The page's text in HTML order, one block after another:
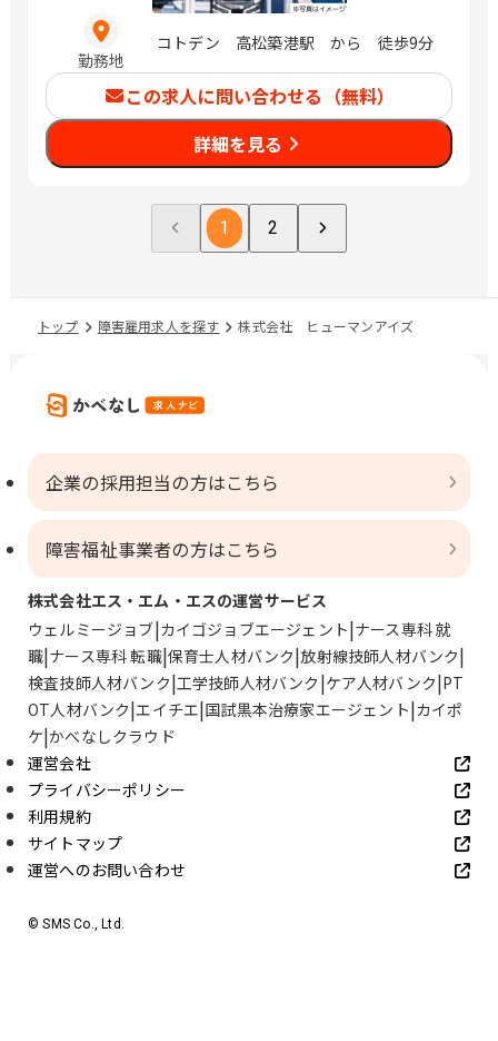
勤務地
コトデン 高松築港駅 から 徒歩9分
この求人に問い合わせる（無料）
詳細を見る
1 2
トップ 障害雇用求人を探す 株式会社 ヒューマンアイズ
企業の採用担当の方はこちら
障害福祉事業者の方はこちら
株式会社エス・エム・エスの運営サービス
ウェルミージョブ カイゴジョブエージェント ナース専科 就
職 ナース専科 転職 保育士人材バンク 放射線技師人材バンク
検査技師人材バンク 工学技師人材バンク ケア人材バンク PT
OT人材バンク エイチエ 国試黒本治療家エージェント カイポ
ケ かべなしクラウド
運営会社
プライバシーポリシー
利用規約
サイトマップ
運営へのお問い合わせ
© SMS Co., Ltd.